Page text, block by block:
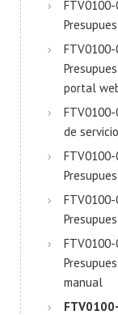
portal
FTV0100-
de
manual